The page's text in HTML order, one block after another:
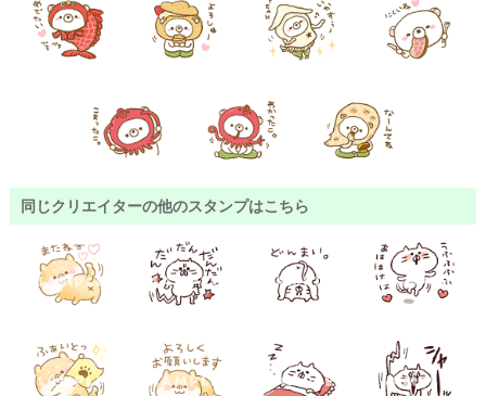
同じクリエイターの他のスタンプはこちら